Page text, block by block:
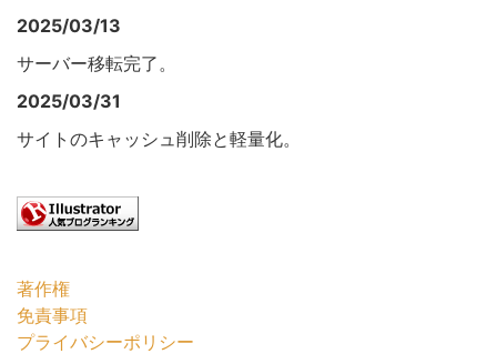
2025/03/13
サーバー移転完了。
2025/03/31
サイトのキャッシュ削除と軽量化。
著作権
免責事項
プライバシーポリシー